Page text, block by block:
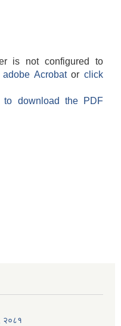
is not configured to
adobe Acrobatorclick
to download the PDF
२०८१